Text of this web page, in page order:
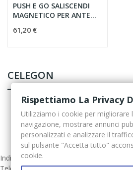
CELEGON
PUSH E GO SALISCENDI
MAGNETICO PER ANTE
61,20 €
Indirizzo: Via Ierone I, 74 96100 Siracusa
Rispettiamo La Privacy
Utilizziamo i cookie per migliorare
navigazione, mostrare annunci
personalizzati e analizzare il
sul pulsante "Accetta tutto"
cookie.